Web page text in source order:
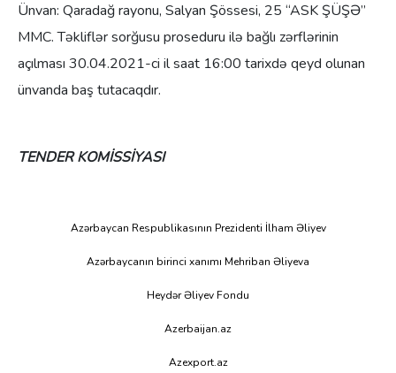
Ünvan: Qaradağ rayonu, Salyan Şössesi, 25 “ASK ŞÜŞƏ”
MMC. Təkliflər sorğusu proseduru ilə bağlı zərflərinin
açılması 30.04.2021-ci il saat 16:00 tarixdə qeyd olunan
ünvanda baş tutacaqdır.
TENDER KOMİSSİYASI
Azərbaycan Respublikasının Prezidenti İlham Əliyev
Azərbaycanın birinci xanımı Mehriban Əliyeva
Heydər Əliyev Fondu
Azerbaijan.az
Azexport.az